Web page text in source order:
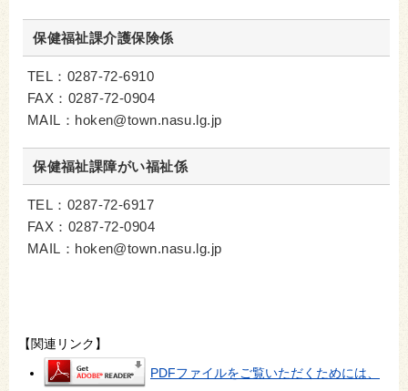
保健福祉課介護保険係
TEL：0287-72-6910
FAX：0287-72-0904
MAIL：hoken@town.nasu.lg.jp
保健福祉課障がい福祉係
TEL：0287-72-6917
FAX：0287-72-0904
MAIL：hoken@town.nasu.lg.jp
【関連リンク】
PDFファイルをご覧いただくためには、